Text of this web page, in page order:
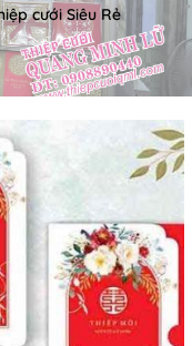
cưới Siêu Rẻ